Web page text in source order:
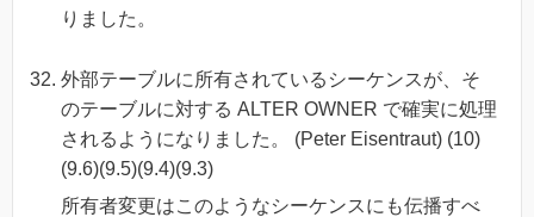
りました。
外部テーブルに所有されているシーケンスが、そ
のテーブルに対する ALTER OWNER で確実に処理
されるようになりました。 (Peter Eisentraut) (10)
(9.6)(9.5)(9.4)(9.3)
所有者変更はこのようなシーケンスにも伝播すべ